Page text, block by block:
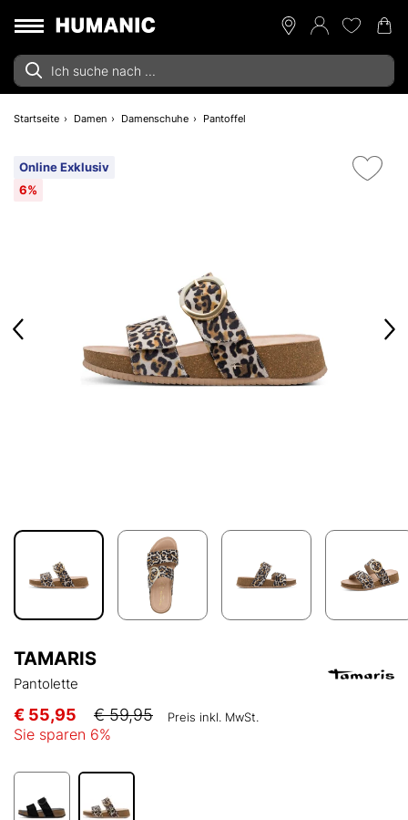
Startseite Damen Damenschuhe Pantoffel
Online Exklusiv
6%
TAMARIS
Pantolette
€ 55,95 € 59,95 Preis inkl. MwSt.
Sie sparen 6%